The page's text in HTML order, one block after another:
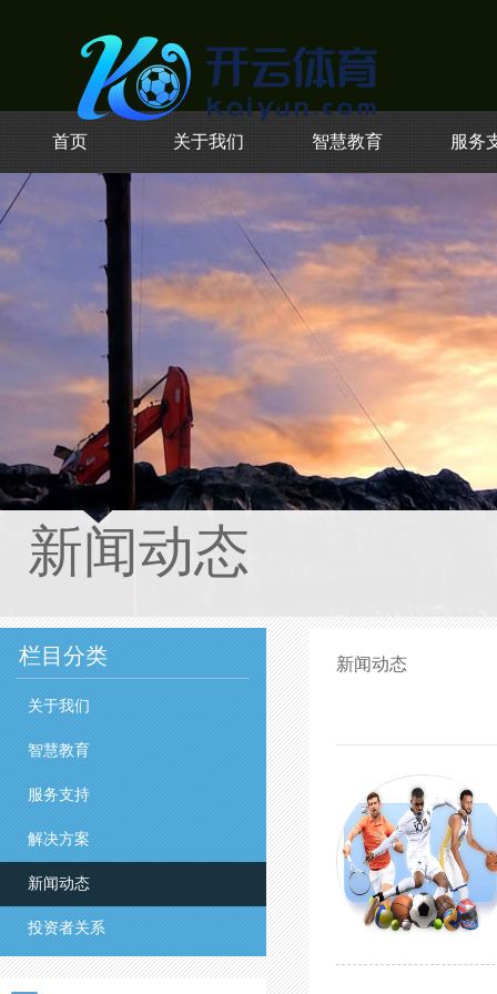
首页 关于我们 智慧教育 服务
新闻动态
栏目分类
关于我们
智慧教育
服务支持
解决方案
新闻动态
投资者关系
新闻动态